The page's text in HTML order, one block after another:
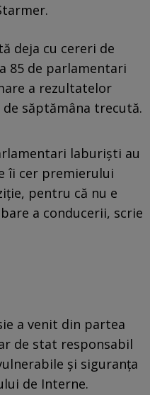
deja cu cereri de
85 de parlamentari
a rezultatelor
săptămâna trecută.
laburişti au
îi cer premierului
pentru că nu e
a conducerii, scrie
a venit din partea
de stat responsabil
și siguranța
de Interne.